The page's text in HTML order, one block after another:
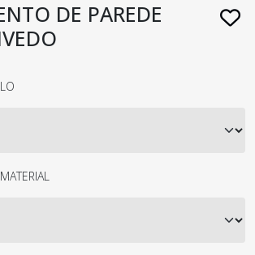
DE PAREDE